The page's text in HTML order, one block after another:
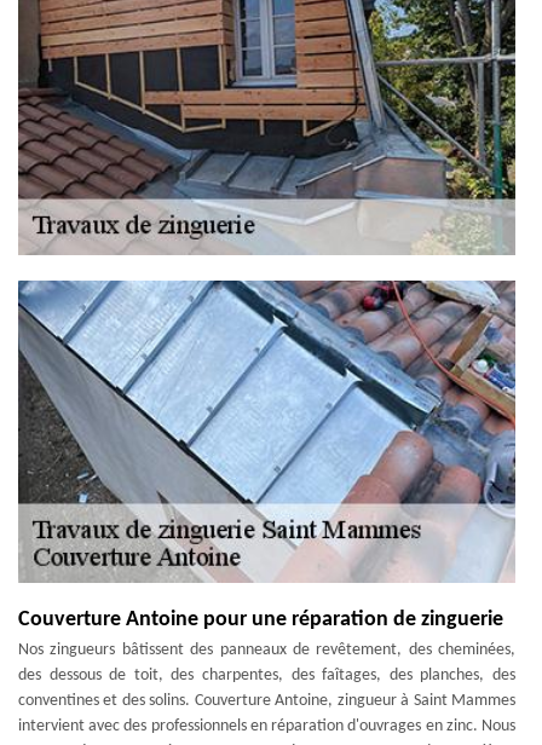
Couverture Antoine pour une réparation de zinguerie
Nos zingueurs bâtissent des panneaux de revêtement, des cheminées,
des dessous de toit, des charpentes, des faîtages, des planches, des
conventines et des solins. Couverture Antoine, zingueur à Saint Mammes
intervient avec des professionnels en réparation d'ouvrages en zinc. Nous